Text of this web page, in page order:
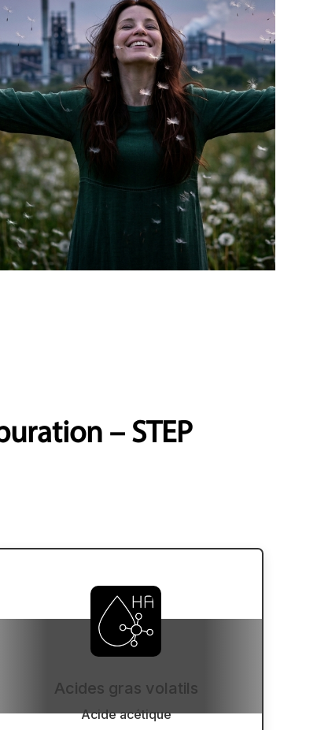
– STEP
Acides gras volatils
Acide acétique